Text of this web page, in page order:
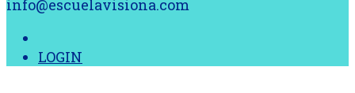
info@escuelavisiona.com
LOGIN